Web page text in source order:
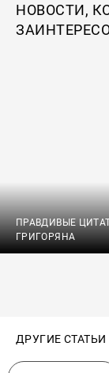
НОВОСТИ,
ПРАВДИВЫЕ
ГРИГОРЯНА
ДРУГИЕ